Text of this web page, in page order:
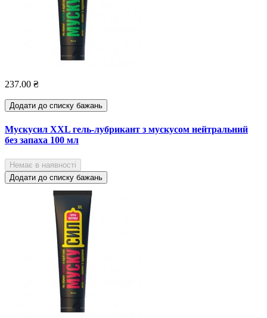
237.00 ₴
Додати до списку бажань
Мускусил XXL гель-лубрикант з мускусом нейтральний
без запаха 100 мл
Немає в наявності
Додати до списку бажань